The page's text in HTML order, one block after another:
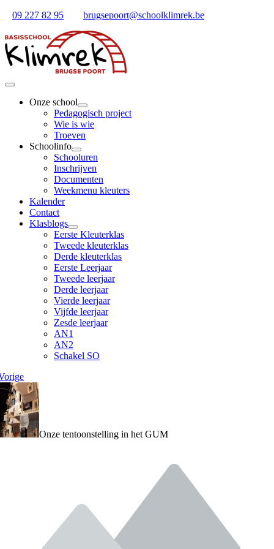
Ga
inhoud
09 227 82 95 brugsepoort@schoolklimrek.be
Toggle
NavigationOnze school
Pedagogisch project
Wie is wie
Troeven
Schoolinfo
Schooluren
Inschrijven
Documenten
Weekmenu kleuters
Kalender
Contact
Klasblogs
Eerste Kleuterklas
Tweede kleuterklas
Derde kleuterklas
Eerste Leerjaar
Tweede leerjaar
Derde leerjaar
Vierde leerjaar
Vijfde leerjaar
Zesde leerjaar
AN1
AN2
Schakel SO
Onze tentoonstelling in het GUM